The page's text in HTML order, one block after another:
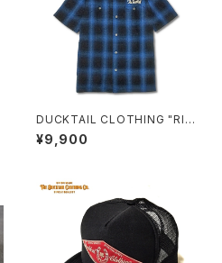
DUCKTAIL CLOTHING "RIS
E AGAIN" BLUE ダックテイル
クロージング 半袖 チェックシャ
¥9,900